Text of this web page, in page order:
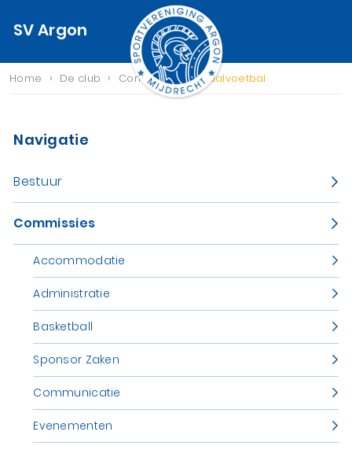
SV Argon
Home › De club › Commissies › Zaalvoetbal
Navigatie
Bestuur
Commissies
Accommodatie
Administratie
Basketball
Sponsor Zaken
Communicatie
Evenementen